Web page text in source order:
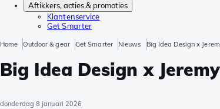
Aftikkers, acties & promoties
Klantenservice
Get Smarter
Home Outdoor & gear Get Smarter Nieuws Big Idea Design x
Big Idea Design x
donderdag 8 januari 2026